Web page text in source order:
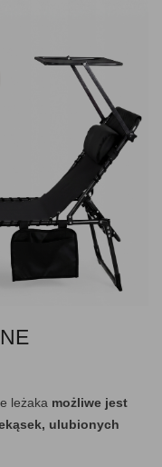
leżaka możliwe jest
ulubionych